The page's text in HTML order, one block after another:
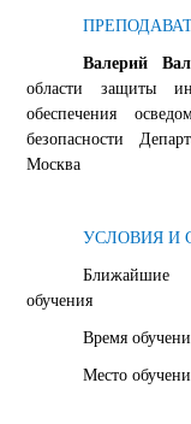
Валерий
области защиты
обеспечения
безопасности
Москва
УСЛОВИЯ И
обучения
Время
Место